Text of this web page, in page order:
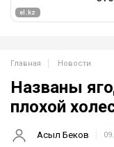
Главная Новости
Названы
плохой
Асыл Беков